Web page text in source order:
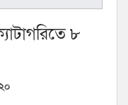
৮